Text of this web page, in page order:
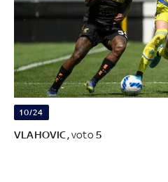
10/24
VLAHOVIC,voto 5